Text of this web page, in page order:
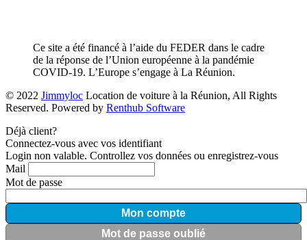
Ce site a été financé à l’aide du FEDER dans le cadre
de la réponse de l’Union européenne à la pandémie
COVID-19. L’Europe s’engage à La Réunion.
© 2022 Jimmyloc Location de voiture à la Réunion, All Rights
Reserved. Powered by Renthub Software
Déjà client?
Connectez-vous avec vos identifiant
Login non valable. Controllez vos données ou enregistrez-vous
Mail
Mot de passe
Mon compte
Mot de passe oublié